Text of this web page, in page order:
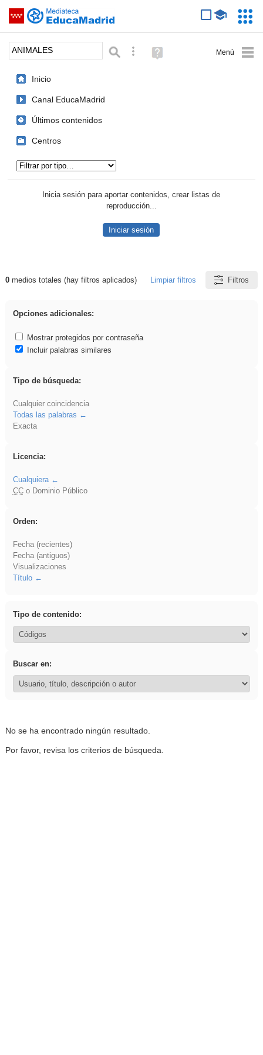
Saltar navegación
Palabra o frase: Búsqueda avanzada
Ayuda
(en
Inicio
Canal EducaMadrid
Últimos contenidos
Centros
Inicia sesión para aportar contenidos, crear listas de
reproducción...
Iniciar sesión
Resultados de: ANIMALES
0medios totales (hay filtros aplicados) Limpiar filtros Filtros
Opciones adicionales:
Mostrar protegidos por contraseña
Incluir palabras similares
Tipo de búsqueda:
Cualquier coincidencia
Todas las palabras
Exacta
Licencia:
Cualquiera
CCo Dominio Público
Orden:
Fecha (recientes)
Fecha (antiguos)
Visualizaciones
Título
Tipo de contenido:
Buscar en:
No se ha encontrado ningún resultado.
Por favor, revisa los criterios de búsqueda.